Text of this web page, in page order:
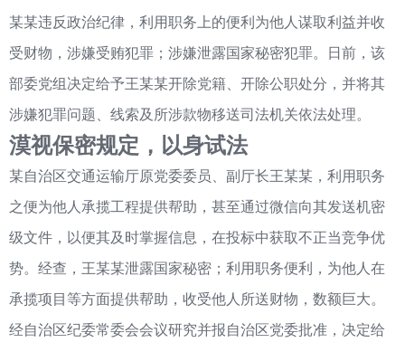
某某违反政治纪律，利用职务上的便利为他人谋取利益并收
受财物，涉嫌受贿犯罪；涉嫌泄露国家秘密犯罪。日前，该
部委党组决定给予王某某开除党籍、开除公职处分，并将其
涉嫌犯罪问题、线索及所涉款物移送司法机关依法处理。
漠视保密规定，以身试法
某自治区交通运输厅原党委委员、副厅长王某某，利用职务
之便为他人承揽工程提供帮助，甚至通过微信向其发送机密
级文件，以便其及时掌握信息，在投标中获取不正当竞争优
势。经查，王某某泄露国家秘密；利用职务便利，为他人在
承揽项目等方面提供帮助，收受他人所送财物，数额巨大。
经自治区纪委常委会会议研究并报自治区党委批准，决定给